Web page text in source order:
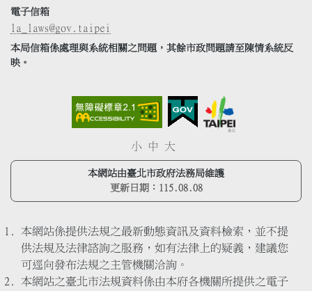
電子信箱
la_laws@gov.taipei
本局信箱係處理與系統相關之問題，其餘市政問題請至陳情系統反
映。
小 中 大
本網站由臺北市政府法務局維護
更新日期： 115.08.08
本網站係提供法規之最新動態資訊及資料檢索，並不提
供法規及法律諮詢之服務，如有法律上的疑義，建議您
可逕向發布法規之主管機關洽詢。
本網站之臺北市法規資料係由本府各機關所提供之電子